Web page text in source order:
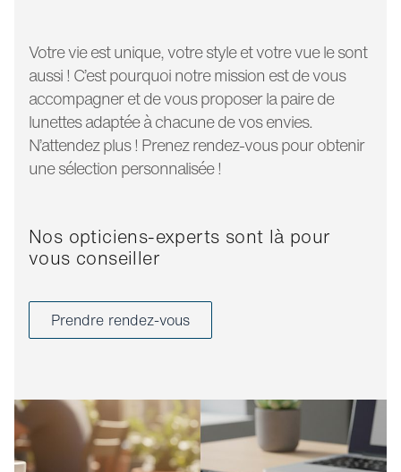
Votre vie est unique, votre style et votre vue le sont
aussi ! C’est pourquoi notre mission est de vous
accompagner et de vous proposer la paire de
lunettes adaptée à chacune de vos envies.
N’attendez plus ! Prenez rendez-vous pour obtenir
une sélection personnalisée !
Nos opticiens-experts sont là pour
vous conseiller
Prendre rendez-vous